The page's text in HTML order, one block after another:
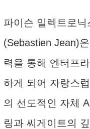
파이슨 일렉트로
(Sebastien Jean)
력을 통해 엔터프
하게 되어 자랑스
의 선도적인 자체
링과 씨게이트의